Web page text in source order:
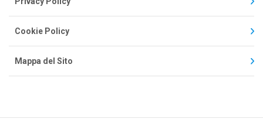
Cookie Policy
Mappa del Sito